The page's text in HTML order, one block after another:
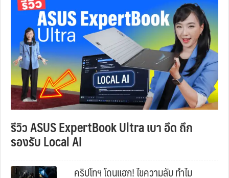
รีวิว ASUS ExpertBook Ultra เบา อึด ถึก
รองรับ Local AI
คริปโทฯ โดนแฮก! ไขความลับ ทำไม